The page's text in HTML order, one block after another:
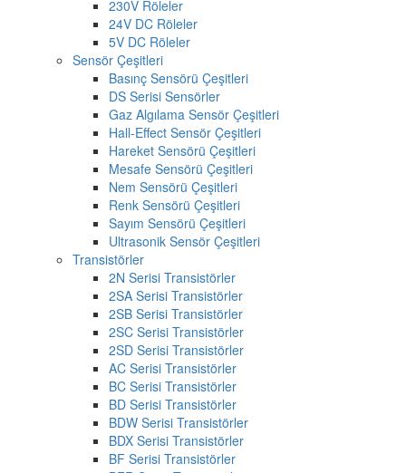
230V Röleler
24V DC Röleler
5V DC Röleler
Sensör Çeşitleri
Basınç Sensörü Çeşitleri
DS Serisi Sensörler
Gaz Algılama Sensör Çeşitleri
Hall-Effect Sensör Çeşitleri
Hareket Sensörü Çeşitleri
Mesafe Sensörü Çeşitleri
Nem Sensörü Çeşitleri
Renk Sensörü Çeşitleri
Sayım Sensörü Çeşitleri
Ultrasonik Sensör Çeşitleri
Transistörler
2N Serisi Transistörler
2SA Serisi Transistörler
2SB Serisi Transistörler
2SC Serisi Transistörler
2SD Serisi Transistörler
AC Serisi Transistörler
BC Serisi Transistörler
BD Serisi Transistörler
BDW Serisi Transistörler
BDX Serisi Transistörler
BF Serisi Transistörler